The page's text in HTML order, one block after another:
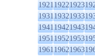
192119221923
193119321933
194119421943
195119521953
196119621963